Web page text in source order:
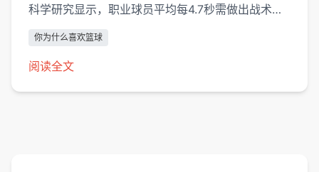
科学研究显示，职业球员平均每4.7秒需做出战术决
机制。当我阅读防守阵型时，大脑前额叶皮层与运动
皮层产生的协同效应，比解数学题时活跃度高出
拆配合"...
你为什么喜欢篮球
阅读全文